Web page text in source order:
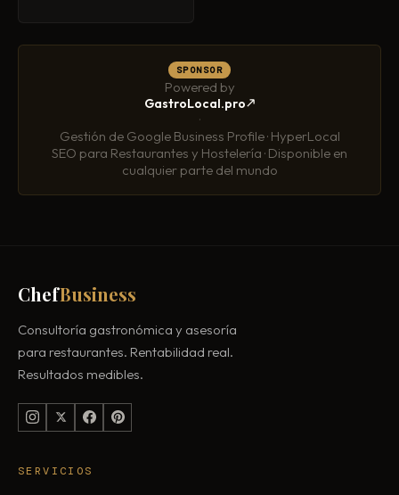
SPONSOR
Powered by
GastroLocal.pro
·
Gestión de Google Business Profile · HyperLocal
SEO para Restaurantes y Hostelería · Disponible en
cualquier parte del mundo
ChefBusiness
Consultoría gastronómica y asesoría
para restaurantes. Rentabilidad real.
Resultados medibles.
SERVICIOS